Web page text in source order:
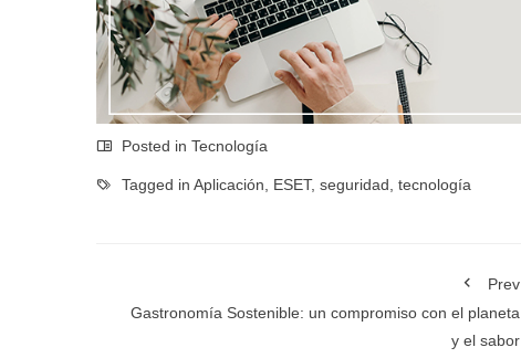
Posted in Tecnología
Tagged in Aplicación ESET, seguridad tecnología
Prev
Gastronomía Sostenible: un compromiso con el planeta
y el sabor